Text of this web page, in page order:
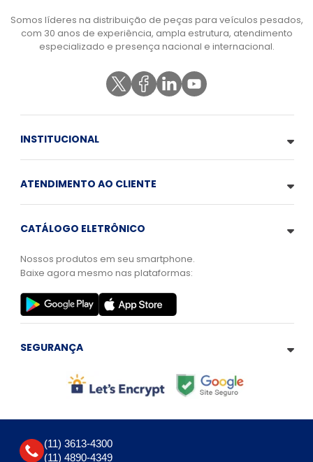
Somos líderes na distribuição de peças para veículos pesados,
com 30 anos de experiência, ampla estrutura, atendimento
especializado e presença nacional e internacional.
INSTITUCIONAL
ATENDIMENTO AO CLIENTE
CATÁLOGO ELETRÔNICO
Nossos produtos em seu smartphone.
Baixe agora mesmo nas plataformas:
SEGURANÇA
(11) 3613-4300
(11) 4890-4349